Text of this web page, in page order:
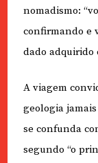
nomadismo:
confirmando e
dado adquirido
A viagem
geologia jamais
se confunda
segundo “o